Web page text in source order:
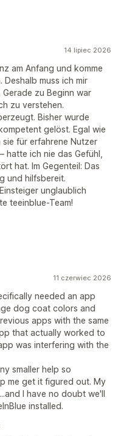
14 lipiec 2026
am Anfang und komme
Deshalb muss ich mir
zu Beginn war
zu verstehen.
Bisher wurde
gelöst. Egal wie
für erfahrene Nutzer
hatte ich nie das Gefühl,
hat. Im Gegenteil: Das
und hilfsbereit.
unglaublich
teeinblue-Team!
11 czerwiec 2026
needed an app
dog coat colors and
apps with the same
that actually worked to
was interfering with the
smaller help so
me get it figured out. My
I have no doubt we'll
installed.